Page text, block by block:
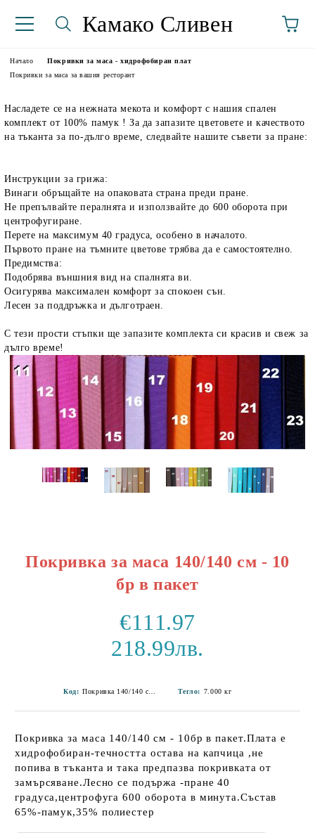
Камако Сливен
Начало
Покривки за маса - хидрофобиран плат
Покривки за маса за вашия ресторант
Насладете се на нежната мекота и комфорт с нашия спален
комплект от 100% памук ! За да запазите цветовете и качеството
на тъканта за по-дълго време, следвайте нашите съвети за пране:
Инструкции за грижа:
Винаги обръщайте на опаковата страна преди пране.
Не препълвайте пералнята и използвайте до 600 оборота при
центрофугиране.
Перете на максимум 40 градуса, особено в началото.
Първото пране на тъмните цветове трябва да е самостоятелно.
Предимства:
Подобрява външния вид на спалнята ви.
Осигурява максимален комфорт за спокоен сън.
Лесен за поддръжка и дълготраен.
С тези прости стъпки ще запазите комплекта си красив и свеж за
дълго време!
Покривка за маса 140/140 см - 10
бр в пакет
€111.97
218.99лв.
Код: Тегло: 7.000 кг
Покривка за маса 140/140 см - 10бр в пакет.Плата е
хидрофобиран-течността остава на капчица ,не
попива в тъканта и така предпазва покривката от
замърсяване.Лесно се подържа -пране 40
градуса,центрофуга 600 оборота в минута.Състав
65%-памук,35% полиестер